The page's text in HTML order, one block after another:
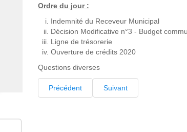
Ordre du jour :
Indemnité du Receveur Municipal
Décision Modificative n°3 - Budget
Ligne de trésorerie
Ouverture de crédits 2020
Questions diverses
Précédent Suivant